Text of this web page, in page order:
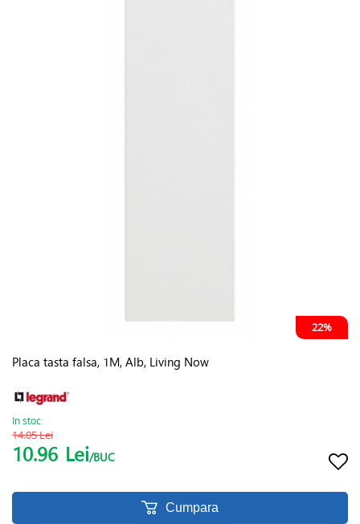
22%
Placa tasta falsa, 1M, Alb, Living Now
In stoc
14.05 Lei
10.96 Lei/BUC
Cumpara